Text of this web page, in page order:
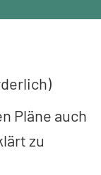
Pläne auch
zu